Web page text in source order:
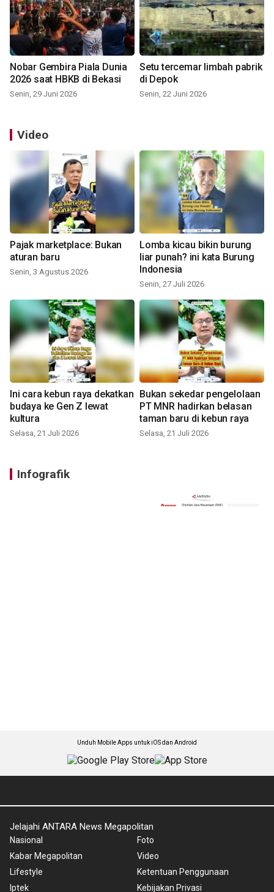
Nobar Gembira Piala Dunia
2026 saat HBKB di Bekasi
Senin, 29 Juni 2026
Setu tercemar limbah pabrik
di Depok
Senin, 22 Juni 2026
Video
Pajak marketplace: Bukan
aturan baru
Senin, 3 Agustus 2026
Lomba kicau bikin burung
liar punah? ini kata Burung
Indonesia
Senin, 27 Juli 2026
Ini cara kebun raya dekatkan
budaya ke Gen Z lewat
kultura
Selasa, 21 Juli 2026
Bukan sekedar pengelolaan
PT MNR hadirkan belasan
taman baru di kebun raya
Selasa, 21 Juli 2026
Infografik
Unduh Mobile Apps untuk iOS dan Android
Jelajahi ANTARA News Megapolitan
Nasional
Kabar Megapolitan
Lifestyle
Iptek
Foto
Video
Ketentuan Penggunaan
Kebijakan Privasi